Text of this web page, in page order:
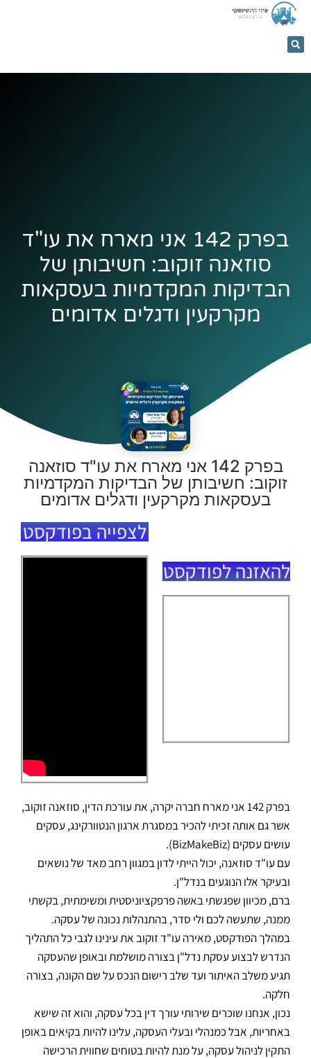
053-
5366884
בפרק 142 אני מארח את עו"ד
סוזאנה זוקוב: חשיבותן של
הבדיקות המקדמיות בעסקאות
מקרקעין ודגלים אדומים
בפרק 142 אני מארח את עו"ד סוזאנה
זוקוב: חשיבותן של הבדיקות המקדמיות
בעסקאות מקרקעין ודגלים אדומים
להאזנה לפודקסט
לצפייה בפודקסט
בפרק 142 אני מארח חברה יקרה, את עורכת הדין, סוזאנה זוקוב,
אשר גם אותה זכיתי להכיר במסגרת ארגון הנטוורקינג, עסקים
עושים עסקים (BizMakeBiz).
עם עו"ד סוזאנה, יכול הייתי לדון במגוון רחב מאד של נושאים
ובעיקר אלו הנוגעים בנדל"ן.
ברם, מכיוון שפגשתי באשה פרפקציוניסטית ומשימתית, בקשתי
ממנה, שתעשה לכם ולי סדר, בהתנהלות נכונה של עסקה.
במהלך הפודקסט, מאירה עו"ד זוקוב את עינינו לגבי כל התהליך
הנדרש לבצוע עסקת נדל"ן בצורה מושלמת ובאופן שהעסקה
תגיע משלב האיתור ועד שלב רישום הנכס על שם הקונה, בצורה
חלקה.
נכון, אנחנו שוכרים שירותי עורך דין בכל עסקה, והוא זה שישא
באחריות, אבל כמנהלי ובעלי העסקה, עלינו להיות בקיאים באופן
התקין לניהול עסקה, על מנת להיות בטוחים שחווית הרכישה